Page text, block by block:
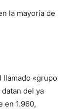
la mayoría de
llamado «grupo
del ya
en 1.960,